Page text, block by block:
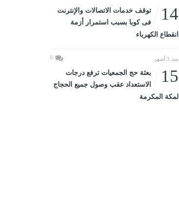
14
توقف خدمات الاتصالات والإنترنت
فى كوبا بسبب استمرار أزمة
انقطاع الكهرباء
منذ 3 أشهر 0
15
بعثة حج الجمعيات ترفع درجات
الاستعداد عقب وصول جميع الحجاج
لمكة المكرمة